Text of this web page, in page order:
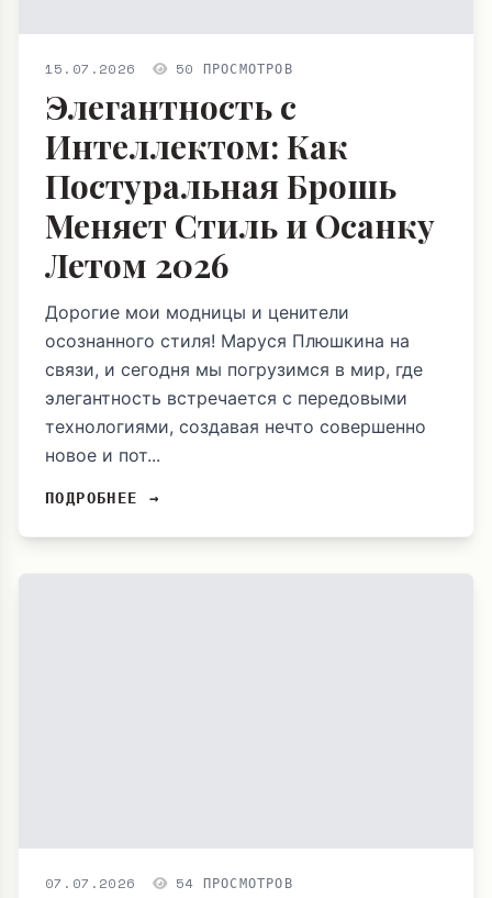
15.07.2026 50 ПРОСМОТРОВ
Элегантность с
Интеллектом: Как
Постуральная Брошь
Меняет Стиль и Осанку
Летом 2026
Дорогие мои модницы и ценители
осознанного стиля! Маруся Плюшкина на
связи, и сегодня мы погрузимся в мир, где
элегантность встречается с передовыми
технологиями, создавая нечто совершенно
новое и пот...
ПОДРОБНЕЕ →
07.07.2026 54 ПРОСМОТРОВ